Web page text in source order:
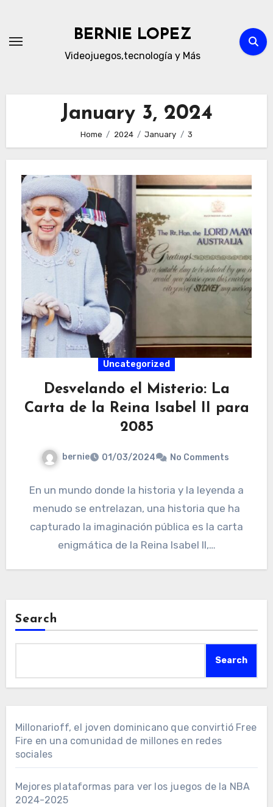
content
BERNIE LOPEZ
Videojuegos,tecnología y Más
January 3, 2024
Home 2024 January 3
Uncategorized
Desvelando el Misterio: La
Carta de la Reina Isabel II para
2085
bernie 01/03/2024 No Comments
En un mundo donde la historia y la leyenda a
menudo se entrelazan, una historia que ha
capturado la imaginación pública es la carta
enigmática de la Reina Isabel II,…
Search
Search
Millonarioff, el joven dominicano que convirtió Free
Fire en una comunidad de millones en redes
sociales
Mejores plataformas para ver los juegos de la NBA
2024-2025